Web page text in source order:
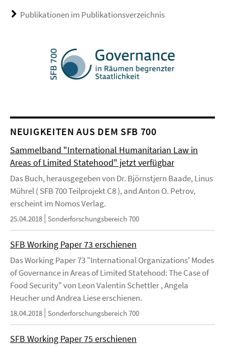
Publikationen im Publikationsverzeichnis
NEUIGKEITEN AUS DEM SFB 700
Sammelband "International Humanitarian Law in
Areas of Limited Statehood" jetzt verfügbar
Das Buch, herausgegeben von Dr. Björnstjern Baade, Linus
Mührel ( SFB 700 Teilprojekt C8 ), and Anton O. Petrov,
erscheint im Nomos Verlag.
25.04.2018 Sonderforschungsbereich 700
SFB Working Paper 73 erschienen
Das Working Paper 73 "International Organizations' Modes
of Governance in Areas of Limited Statehood: The Case of
Food Security" von Leon Valentin Schettler , Angela
Heucher und Andrea Liese erschienen.
18.04.2018 Sonderforschungsbereich 700
SFB Working Paper 75 erschienen